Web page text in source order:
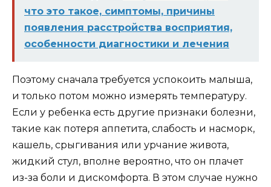
что это такое, симптомы, причины
появления расстройства восприятия,
особенности диагностики и лечения
Поэтому сначала требуется успокоить малыша,
и только потом можно измерять температуру.
Если у ребенка есть другие признаки болезни,
такие как потеря аппетита, слабость и насморк,
кашель, срыгивания или урчание живота,
жидкий стул, вполне вероятно, что он плачет
из-за боли и дискомфорта. В этом случае нужно